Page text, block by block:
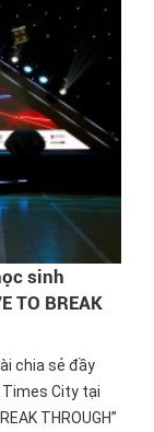
sinh
TO BREAK
chia sẻ đầy
City tại
THROUGH”